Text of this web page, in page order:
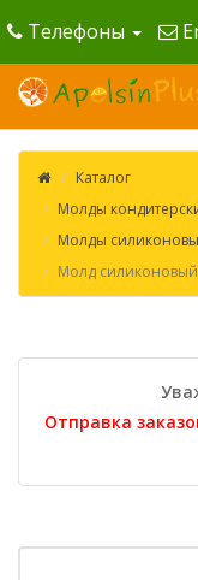
Телефоны
Каталог
Молды
Молды
Молд
Отправка